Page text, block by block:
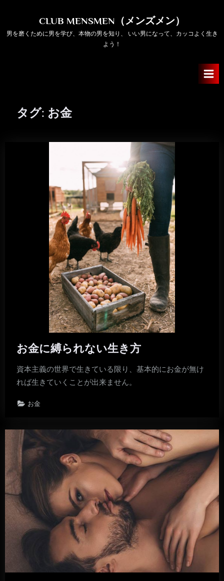
content
CLUB MENSMEN（メンズメン）
男を磨くために男を学び、本物の男を知り、 いい男になって、カッコよく生き
よう！
タグ: お金
お金に縛られない生き方
資本主義の世界で生きている限り、基本的にお金が無け
れば生きていくことが出来ません。
お金